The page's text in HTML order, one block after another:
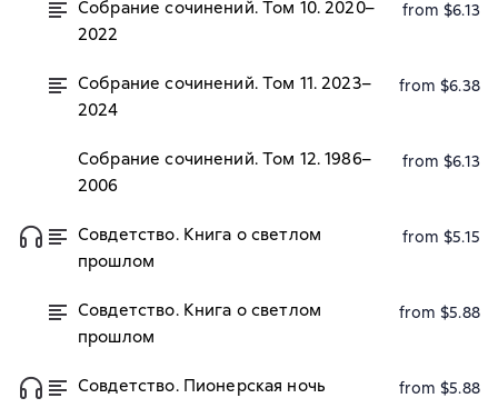
Собрание сочинений. Том 10. 2020–
2022
from $6.13
Собрание сочинений. Том 11. 2023–
2024
from $6.38
Собрание сочинений. Том 12. 1986–
2006
from $6.13
Совдетство. Книга о светлом
прошлом
from $5.15
Совдетство. Книга о светлом
прошлом
from $5.88
Совдетство. Пионерская ночь from $5.88